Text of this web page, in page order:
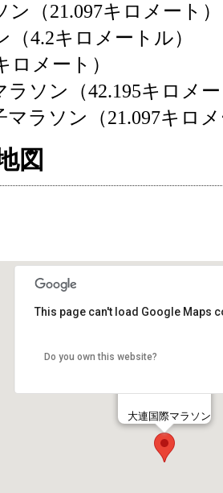
ン（21.097キロメート）
（4.2キロメートル）
ロメート）
ラソン（42.195キロメ
マラソン（21.097キロ
図
大連国際マラソン
This page can't load Google Maps
Do you own this website?